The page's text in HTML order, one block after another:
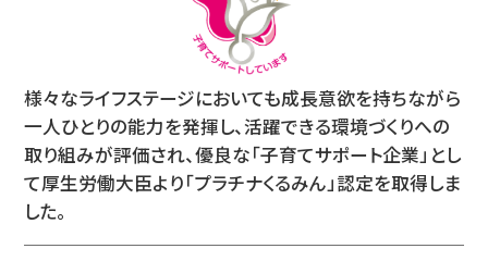
様々なライフステージにおいても成長意欲を持ちながら
一人ひとりの能力を発揮し、活躍できる環境づくりへの
取り組みが評価され、優良な「子育てサポート企業」とし
て厚生労働大臣より「プラチナくるみん」認定を取得しま
した。